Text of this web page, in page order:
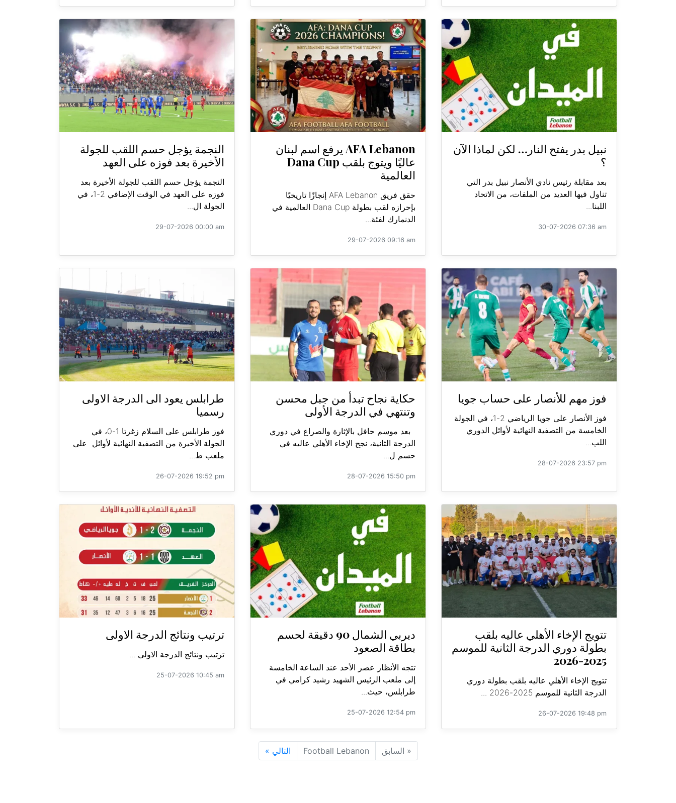
نبيل بدر يفتح النار… لكن لماذا الآن
؟
بعد مقابلة رئيس نادي الأنصار نبيل بدر التي
تناول فيها العديد من الملفات، من الاتحاد
اللبنا...
30-07-2026 07:36 am
AFA Lebanon يرفع اسم لبنان
عاليًا ويتوج بلقب Dana Cup
العالمية
حقق فريق AFA Lebanon إنجازًا تاريخيًا
بإحرازه لقب بطولة Dana Cup العالمية في
الدنمارك لفئة...
29-07-2026 09:16 am
النجمة يؤجل حسم اللقب للجولة
الأخيرة بعد فوزه على العهد
النجمة يؤجل حسم اللقب للجولة الأخيرة بعد
فوزه على العهد في الوقت الإضافي 2-1، في
الجولة ال...
29-07-2026 00:00 am
فوز مهم للأنصار على حساب جويا
فوز الأنصار على جويا الرياضي 2-1، في الجولة
الخامسة من التصفية النهائية لأوائل الدوري
اللب...
28-07-2026 23:57 pm
حكاية نجاح تبدأ من جبل محسن
وتنتهي في الدرجة الأولى
بعد موسم حافل بالإثارة والصراع في دوري
الدرجة الثانية، نجح الإخاء الأهلي عاليه في
حسم ل...
28-07-2026 15:50 pm
طرابلس يعود الى الدرجة الاولى
رسميا
فوز طرابلس على السلام زغرتا 1-0، في
الجولة الأخيرة من التصفية النهائية لأوائل على
ملعب ط...
26-07-2026 19:52 pm
تتويج الإخاء الأهلي عاليه بلقب
بطولة دوري الدرجة الثانية للموسم
2025-2026
تتويج الإخاء الأهلي عاليه بلقب بطولة دوري
الدرجة الثانية للموسم 2025-2026 ...
26-07-2026 19:48 pm
ديربي الشمال 90 دقيقة لحسم
بطاقة الصعود
تتجه الأنظار عصر الأحد عند الساعة الخامسة
إلى ملعب الرئيس الشهيد رشيد كرامي في
طرابلس، حيث...
25-07-2026 12:54 pm
ترتيب ونتائج الدرجة الاولى
ترتيب ونتائج الدرجة الاولى ...
25-07-2026 10:45 am
« السابق Football Lebanon التالي »